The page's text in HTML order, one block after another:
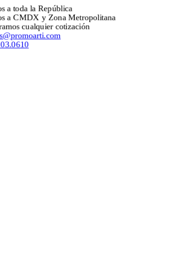
Envíos a toda la República
Envíos a CMDX y Zona Metropolitana
Mejoramos cualquier cotización
ventas@promoarti.com
55.5203.0610